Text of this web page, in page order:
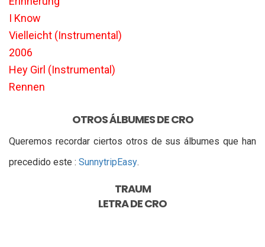
I Know
Vielleicht (Instrumental)
2006
Hey Girl (Instrumental)
Rennen
OTROS ÁLBUMES DE CRO
Queremos recordar ciertos otros de sus álbumes que han
precedido este : SunnytripEasy.
TRAUM
LETRA DECRO